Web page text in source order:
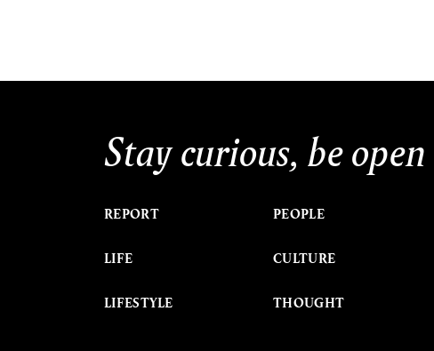
Stay curious, be open
REPORT
LIFE
LIFESTYLE
PEOPLE
CULTURE
THOUGHT